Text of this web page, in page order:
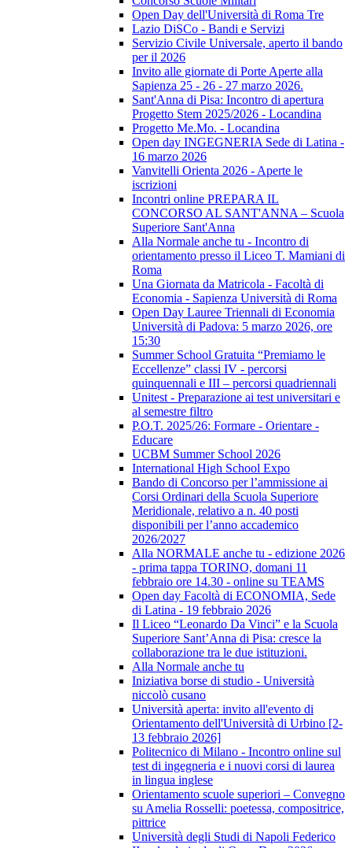
Open Day dell'Università di Roma Tre
Lazio DiSCo - Bandi e Servizi
Servizio Civile Universale, aperto il bando
per il 2026
Invito alle giornate di Porte Aperte alla
Sapienza 25 - 26 - 27 marzo 2026.
Sant'Anna di Pisa: Incontro di apertura
Progetto Stem 2025/2026 - Locandina
Progetto Me.Mo. - Locandina
Open day INGEGNERIA Sede di Latina -
16 marzo 2026
Vanvitelli Orienta 2026 - Aperte le
iscrizioni
Incontri online PREPARA IL
CONCORSO AL SANT'ANNA – Scuola
Superiore Sant'Anna
Alla Normale anche tu - Incontro di
orientamento presso il Liceo T. Mamiani di
Roma
Una Giornata da Matricola - Facoltà di
Economia - Sapienza Università di Roma
Open Day Lauree Triennali di Economia
Università di Padova: 5 marzo 2026, ore
15:30
Summer School Gratuita “Premiamo le
Eccellenze” classi IV - percorsi
quinquennali e III – percorsi quadriennali
Unitest - Preparazione ai test universitari e
al semestre filtro
P.O.T. 2025/26: Formare - Orientare -
Educare
UCBM Summer School 2026
International High School Expo
Bando di Concorso per l’ammissione ai
Corsi Ordinari della Scuola Superiore
Meridionale, relativo a n. 40 posti
disponibili per l’anno accademico
2026/2027
Alla NORMALE anche tu - edizione 2026
- prima tappa TORINO, domani 11
febbraio ore 14.30 - online su TEAMS
Open day Facoltà di ECONOMIA, Sede
di Latina - 19 febbraio 2026
Il Liceo “Leonardo Da Vinci” e la Scuola
Superiore Sant’Anna di Pisa: cresce la
collaborazione tra le due istituzioni.
Alla Normale anche tu
Iniziativa borse di studio - Università
niccolò cusano
Università aperta: invito all'evento di
Orientamento dell'Università di Urbino [2-
13 febbraio 2026]
Politecnico di Milano - Incontro online sul
test di ingegneria e i nuovi corsi di laurea
in lingua inglese
Orientamento scuole superiori – Convegno
su Amelia Rosselli: poetessa, compositrice,
pittrice
Università degli Studi di Napoli Federico